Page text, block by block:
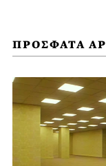
ΠΡΟΣΦΑΤΑ